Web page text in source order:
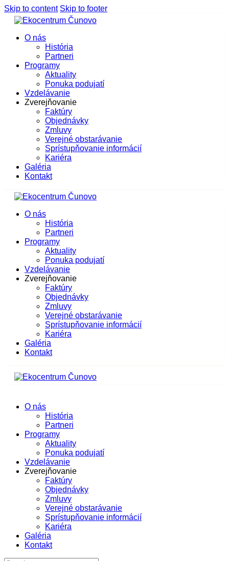
Skip to content Skip to footer
O nás
História
Partneri
Programy
Aktuality
Ponuka podujatí
Vzdelávanie
Zverejňovanie
Faktúry
Objednávky
Zmluvy
Verejné obstarávanie
Sprístupňovanie informácií
Kariéra
Galéria
Kontakt
O nás
História
Partneri
Programy
Aktuality
Ponuka podujatí
Vzdelávanie
Zverejňovanie
Faktúry
Objednávky
Zmluvy
Verejné obstarávanie
Sprístupňovanie informácií
Kariéra
Galéria
Kontakt
O nás
História
Partneri
Programy
Aktuality
Ponuka podujatí
Vzdelávanie
Zverejňovanie
Faktúry
Objednávky
Zmluvy
Verejné obstarávanie
Sprístupňovanie informácií
Kariéra
Galéria
Kontakt